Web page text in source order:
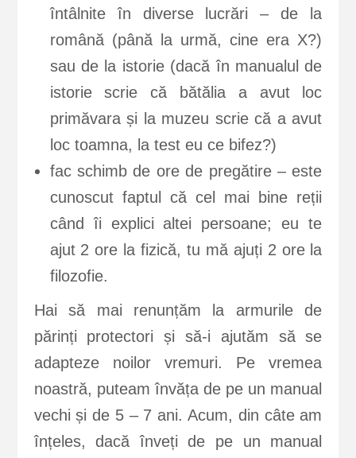
întâlnite în diverse lucrări – de la
română (până la urmă, cine era X?)
sau de la istorie (dacă în manualul de
istorie scrie că bătălia a avut loc
primăvara și la muzeu scrie că a avut
loc toamna, la test eu ce bifez?)
fac schimb de ore de pregătire – este
cunoscut faptul că cel mai bine reții
când îi explici altei persoane; eu te
ajut 2 ore la fizică, tu mă ajuți 2 ore la
filozofie.
Hai să mai renunțăm la armurile de
părinți protectori și să-i ajutăm să se
adapteze noilor vremuri. Pe vremea
noastră, puteam învăța de pe un manual
vechi și de 5 – 7 ani. Acum, din câte am
înțeles, dacă înveți de pe un manual